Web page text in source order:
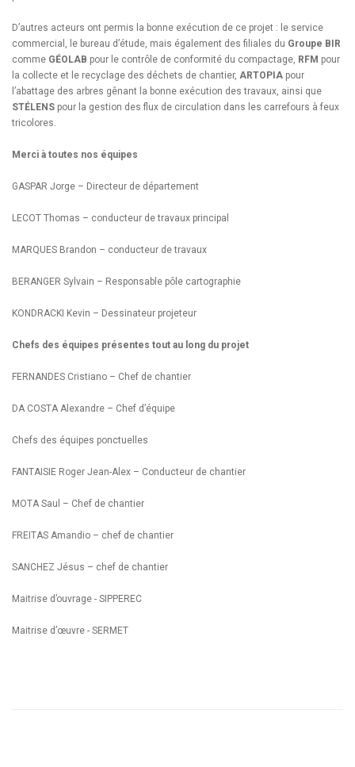
D’autres acteurs ont permis la bonne exécution de ce projet : le service
commercial, le bureau d’étude, mais également des filiales du Groupe BIR
comme GÉOLAB pour le contrôle de conformité du compactage, RFM pour
la collecte et le recyclage des déchets de chantier, ARTOPIA pour
l’abattage des arbres gênant la bonne exécution des travaux, ainsi que
STÉLENS pour la gestion des flux de circulation dans les carrefours à feux
tricolores.
Merci à toutes nos équipes
GASPAR Jorge – Directeur de département
LECOT Thomas – conducteur de travaux principal
MARQUES Brandon – conducteur de travaux
BERANGER Sylvain – Responsable pôle cartographie
KONDRACKI Kevin – Dessinateur projeteur
Chefs des équipes présentes tout au long du projet
FERNANDES Cristiano – Chef de chantier
DA COSTA Alexandre – Chef d’équipe
Chefs des équipes ponctuelles
FANTAISIE Roger Jean-Alex – Conducteur de chantier
MOTA Saul – Chef de chantier
FREITAS Amandio – chef de chantier
SANCHEZ Jésus – chef de chantier
Maitrise d’ouvrage - SIPPEREC
Maitrise d’œuvre - SERMET